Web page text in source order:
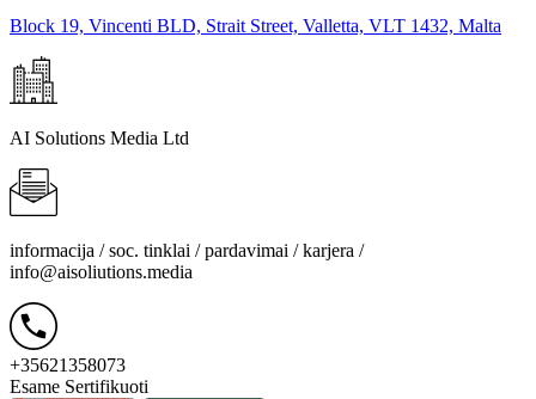
Block 19, Vincenti BLD, Strait Street, Valletta, VLT 1432, Malta
AI Solutions Media Ltd
informacija / soc. tinklai / pardavimai / karjera /
info@aisoliutions.media
+35621358073
Esame Sertifikuoti